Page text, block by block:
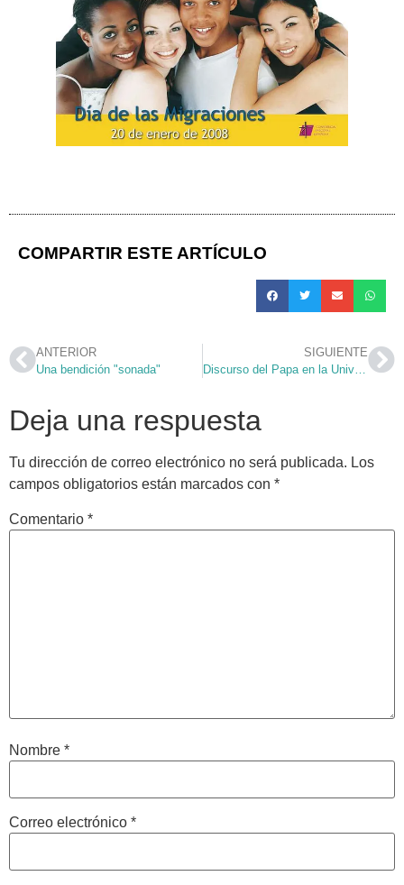
COMPARTIR ESTE ARTÍCULO
ANTERIOR
Una bendición "sonada"
SIGUIENTE
Discurso del Papa en la Universidad de "La Sapienza"
Deja una respuesta
Tu dirección de correo electrónico no será publicada. Los
campos obligatorios están marcados con *
Comentario *
Nombre *
Correo electrónico *